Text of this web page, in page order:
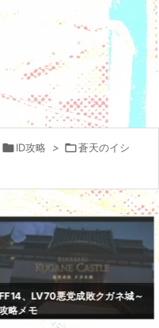
ID攻略 > 蒼天のイシ
FF14、LV70紅蓮決戦アラミゴ～
攻略メモ